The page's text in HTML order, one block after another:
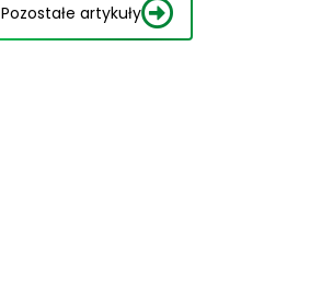
Pozostałe artykuły